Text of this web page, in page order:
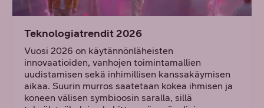
Teknologiatrendit 2026
Vuosi 2026 on käytännönläheisten
innovaatioiden, vanhojen toimintamallien
uudistamisen sekä inhimillisen kanssakäymisen
aikaa. Suurin murros saatetaan kokea ihmisen ja
koneen välisen symbioosin saralla, sillä